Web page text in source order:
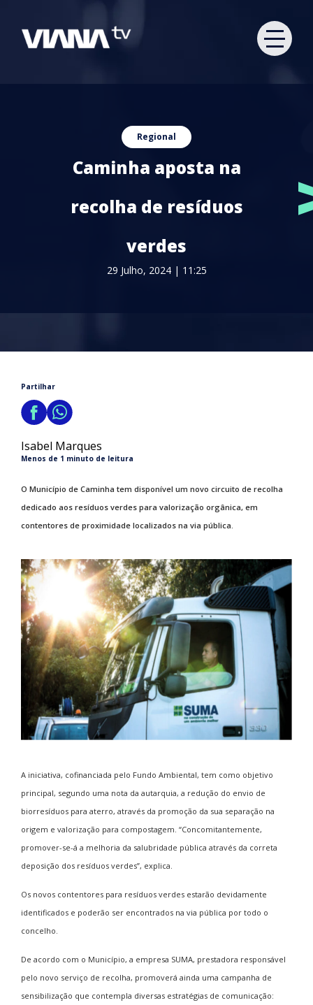
Regional
Caminha aposta na
recolha de resíduos
verdes
29 Julho, 2024 | 11:25
Partilhar
Isabel Marques
Menos de 1 minuto de leitura
O Município de Caminha tem disponível um novo circuito de recolha
dedicado aos resíduos verdes para valorização orgânica, em
contentores de proximidade localizados na via pública.
A iniciativa, cofinanciada pelo Fundo Ambiental, tem como objetivo
principal, segundo uma nota da autarquia, a redução do envio de
biorresíduos para aterro, através da promoção da sua separação na
origem e valorização para compostagem. “Concomitantemente,
promover-se-á a melhoria da salubridade pública através da correta
deposição dos resíduos verdes”, explica.
Os novos contentores para resíduos verdes estarão devidamente
identificados e poderão ser encontrados na via pública por todo o
concelho.
De acordo com o Município, a empresa SUMA, prestadora responsável
pelo novo serviço de recolha, promoverá ainda uma campanha de
sensibilização que contempla diversas estratégias de comunicação: